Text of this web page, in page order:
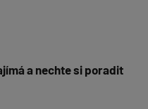
a nechte si poradit